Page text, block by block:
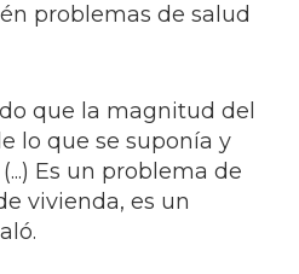
problemas de salud
que la magnitud del
lo que se suponía y
Es un problema de
vivienda, es un